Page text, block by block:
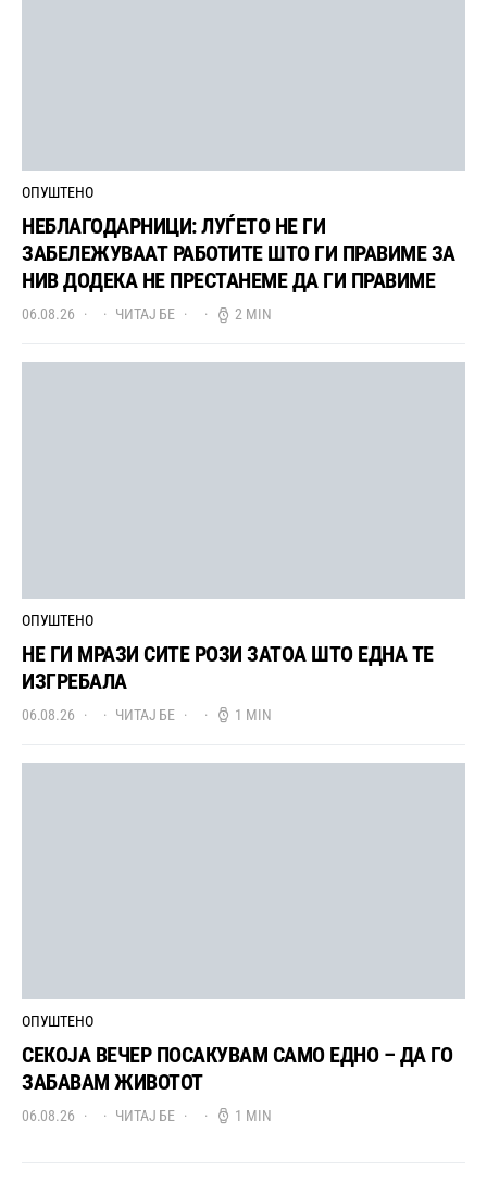
ОПУШТЕНО
НЕБЛАГОДАРНИЦИ: ЛУЃЕТО НЕ ГИ
ЗАБЕЛЕЖУВААТ РАБОТИТЕ ШТО ГИ ПРАВИМЕ ЗА
НИВ ДОДЕКА НЕ ПРЕСТАНЕМЕ ДА ГИ ПРАВИМЕ
06.08.26 ЧИТАЈ БЕ 2 MIN
ОПУШТЕНО
НЕ ГИ МРАЗИ СИТЕ РОЗИ ЗАТОА ШТО ЕДНА ТЕ
ИЗГРЕБАЛА
06.08.26 ЧИТАЈ БЕ 1 MIN
ОПУШТЕНО
СЕКОЈА ВЕЧЕР ПОСАКУВАМ САМО ЕДНО – ДА ГО
ЗАБАВАМ ЖИВОТОТ
06.08.26 ЧИТАЈ БЕ 1 MIN